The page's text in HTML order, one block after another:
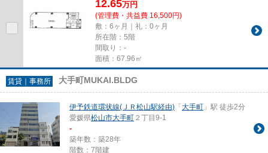
12.65万円
(管理費・共益費 16,500円)
敷：6ヶ月｜礼：0ヶ月
所在階：5階
間取り：-
面積：67.96㎡
賃貸｜事務所 大手町MUKAI.BLDG
伊予鉄道環状線(ＪＲ松山駅経由) 「 大手町 」駅 徒歩2分
愛媛県松山市大手町 ２丁目9-1
-
築年数：築28年
階数：7階建